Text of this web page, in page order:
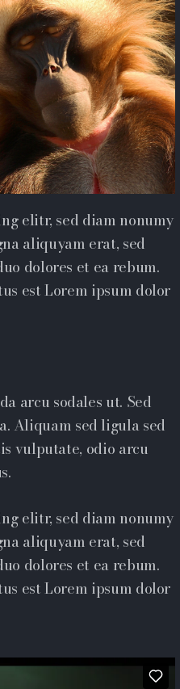
elitr, sed diam nonumy
aliquyam erat, sed
dolores et ea rebum.
est Lorem ipsum dolor
arcu sodales ut. Sed
Aliquam sed ligula sed
vulputate, odio arcu
elitr, sed diam nonumy
aliquyam erat, sed
dolores et ea rebum.
est Lorem ipsum dolor